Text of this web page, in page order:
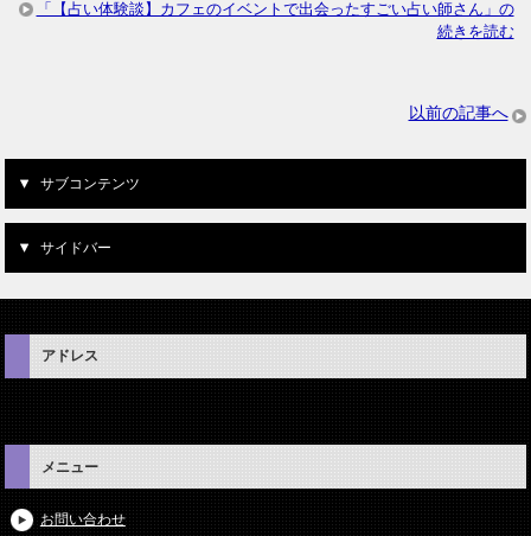
「【占い体験談】カフェのイベントで出会ったすごい占い師さん」の
続きを読む
以前の記事へ
サブコンテンツ
サイドバー
アドレス
メニュー
お問い合わせ